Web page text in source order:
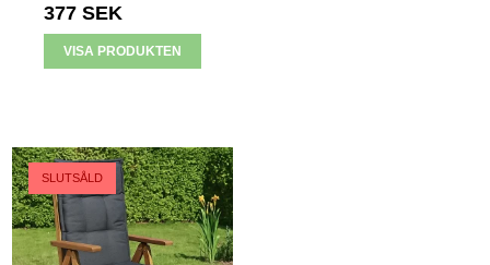
377 SEK
VISA PRODUKTEN
REA
SLUTSÅLD